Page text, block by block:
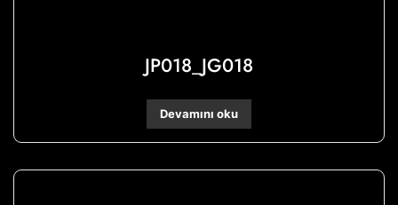
JP018_JG018
Devamını oku